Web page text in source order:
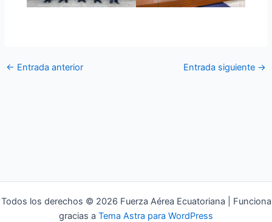
← Entrada anterior Entrada siguiente →
Todos los derechos © 2026 Fuerza Aérea Ecuatoriana | Funciona
gracias a Tema Astra para WordPress